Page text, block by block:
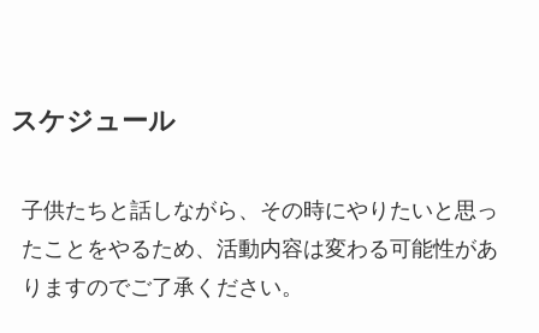
スケジュール
子供たちと話しながら、その時にやりたいと思っ
たことをやるため、活動内容は変わる可能性があ
りますのでご了承ください。